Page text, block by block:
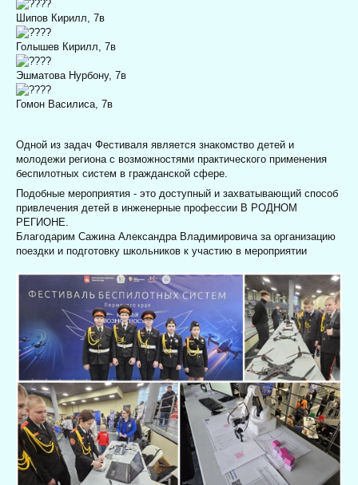
Шипов Кирилл, 7в
Голышев Кирилл, 7в
Эшматова Нурбону, 7в
Гомон Василиса, 7в
Одной из задач Фестиваля является знакомство детей и
молодежи региона с возможностями практического применения
беспилотных систем в гражданской сфере.
Подобные мероприятия - это доступный и захватывающий способ
привлечения детей в инженерные профессии В РОДНОМ
РЕГИОНЕ.
Благодарим Сажина Александра Владимировича за организацию
поездки и подготовку школьников к участию в мероприятии